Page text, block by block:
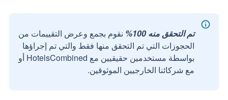
تم التحقق منه 100%
نقوم بجمع وعرض التقييمات من
الحجوزات التي تم التحقق منها فقط والتي تم إجراؤها
بواسطة مستخدمين حقيقيين مع HotelsCombined أو
مع شركائنا الخارجيين الموثوقين.